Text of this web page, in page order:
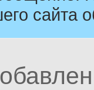
сайта